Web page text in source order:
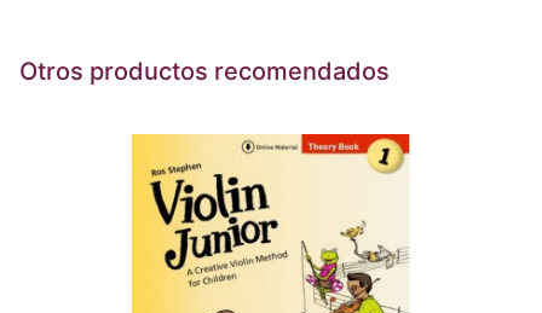
Otros productos recomendados